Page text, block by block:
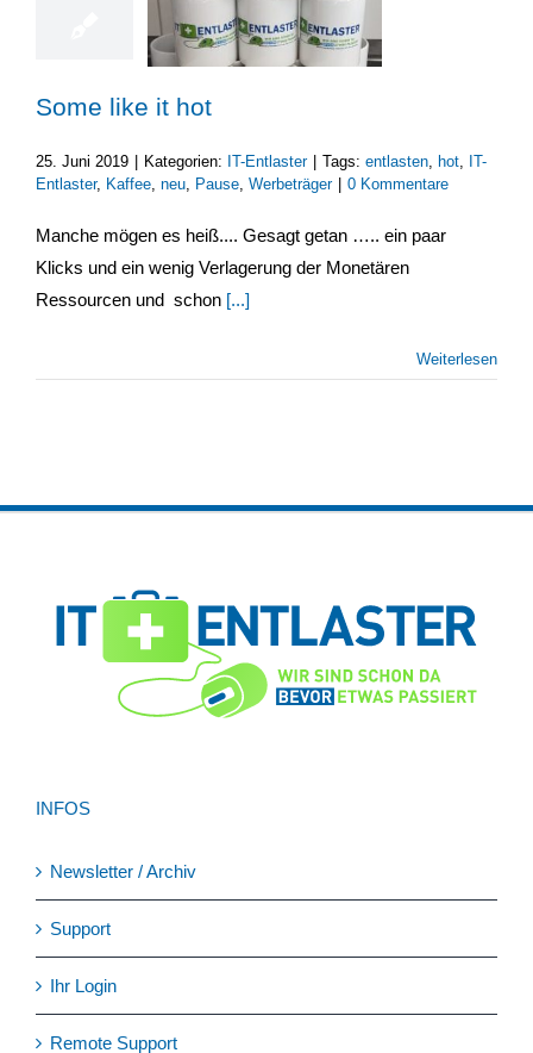
Some like it hot
25. Juni 2019 Kategorien: IT-Entlaster Tags: entlasten, hot, IT-
Entlaster, Kaffee, neu, Pause, Werbeträger 0 Kommentare
Manche mögen es heiß.... Gesagt getan ….. ein paar
Klicks und ein wenig Verlagerung der Monetären
Ressourcen und schon [...]
Weiterlesen
INFOS
Newsletter / Archiv
Support
Ihr Login
Remote Support